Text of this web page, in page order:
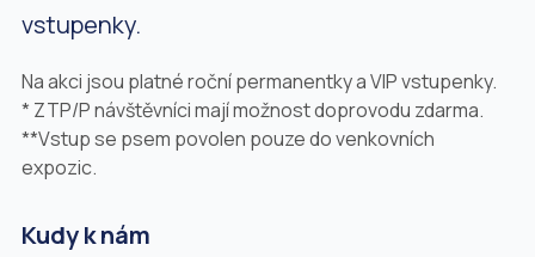
vstupenky.
Na akci jsou platné roční permanentky a VIP vstupenky.
* ZTP/P návštěvníci mají možnost doprovodu zdarma.
**Vstup se psem povolen pouze do venkovních
expozic.
Kudy k nám